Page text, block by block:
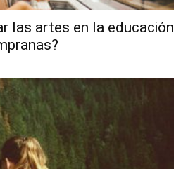
las artes en la educación